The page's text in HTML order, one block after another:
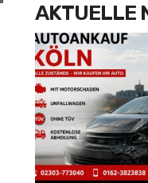
AKTUELLE